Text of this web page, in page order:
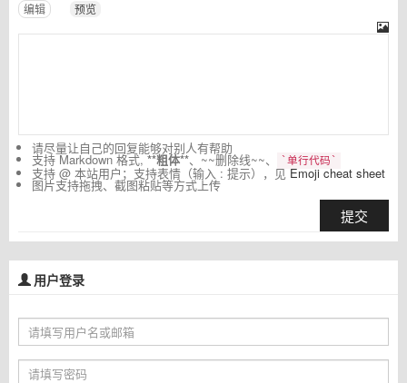
编辑 预览
请尽量让自己的回复能够对别人有帮助
支持 Markdown 格式,**粗体**、~~删除线~~、 `单行代码`
支持 @ 本站用户；支持表情（输入 : 提示），见 Emoji cheat sheet
图片支持拖拽、截图粘贴等方式上传
提交
用户登录